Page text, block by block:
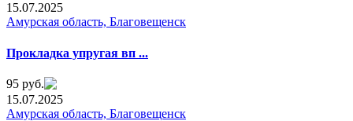
15.07.2025
Амурская область, Благовещенск
Прoклaдкa упрyгая вп ...
95 руб.
15.07.2025
Амурская область, Благовещенск